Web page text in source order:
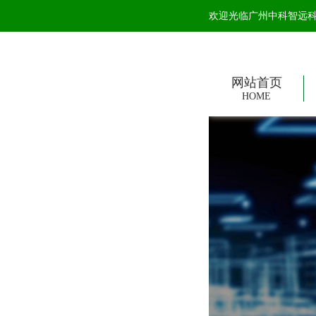
欢迎光临广州中科智远
网站首页
HOME